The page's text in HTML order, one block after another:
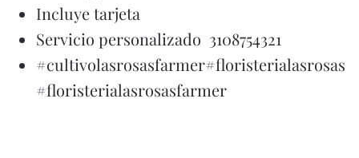
Incluye tarjeta
Servicio personalizado 3108754321
#cultivolasrosasfarmer#floristerialasrosas
#floristerialasrosasfarmer